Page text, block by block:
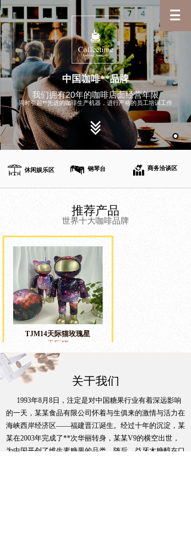
中国咖啡**品牌
我们拥有20年的咖啡店面经营年限
同时引起**先进的咖啡生产机器，进行严格的员工培训工作
商务洽谈区
钢琴台
休闲娱乐区
推荐产品
世界十大咖啡品牌
TJM14天际猫玫瑰星
天际猫
关于我们
1993年8月8日，注定是对中国糖果行业有着深远影响
的一天，某某食品有限公司怀着与生俱来的激情与活力在
海峡西岸经济区——福建晋江诞生。 经过十年的沉淀，某
某在2003年完成了**次华丽转身，某某V9的横空出世，
为中国开创了维生素糖果的品类。随后，益牙木糖醇在口